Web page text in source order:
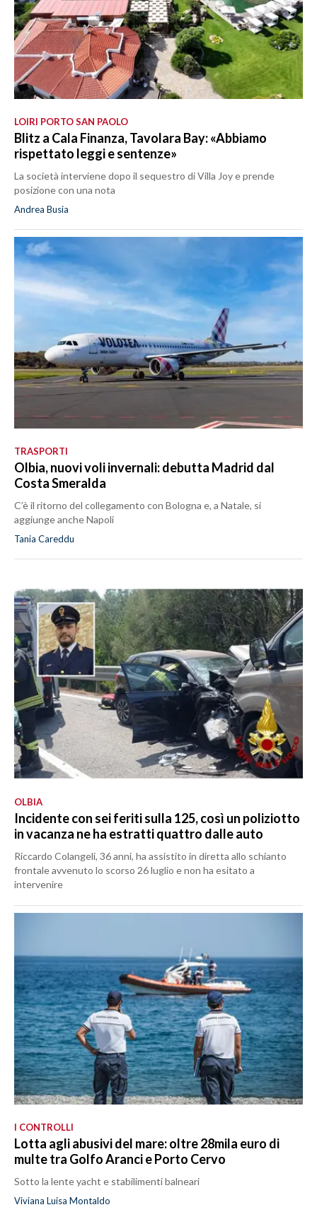
LOIRI PORTO SAN PAOLO
Blitz a Cala Finanza, Tavolara Bay: «Abbiamo
rispettato leggi e sentenze»
La società interviene dopo il sequestro di Villa Joy e prende
posizione con una nota
Andrea Busia
TRASPORTI
Olbia, nuovi voli invernali: debutta Madrid dal
Costa Smeralda
C’è il ritorno del collegamento con Bologna e, a Natale, si
aggiunge anche Napoli
Tania Careddu
OLBIA
Incidente con sei feriti sulla 125, così un poliziotto
in vacanza ne ha estratti quattro dalle auto
Riccardo Colangeli, 36 anni, ha assistito in diretta allo schianto
frontale avvenuto lo scorso 26 luglio e non ha esitato a
intervenire
I CONTROLLI
Lotta agli abusivi del mare: oltre 28mila euro di
multe tra Golfo Aranci e Porto Cervo
Sotto la lente yacht e stabilimenti balneari
Viviana Luisa Montaldo